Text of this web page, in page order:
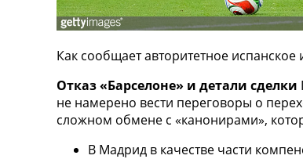
ТВ программа
UA
Categories
Главная
Новости футбола
Как сообщает авторитетное испанское
Отказ «Барселоне» и детали сделки
не намерено вести переговоры о
сложном обмене с «канонирами»,
В Мадрид в качестве части